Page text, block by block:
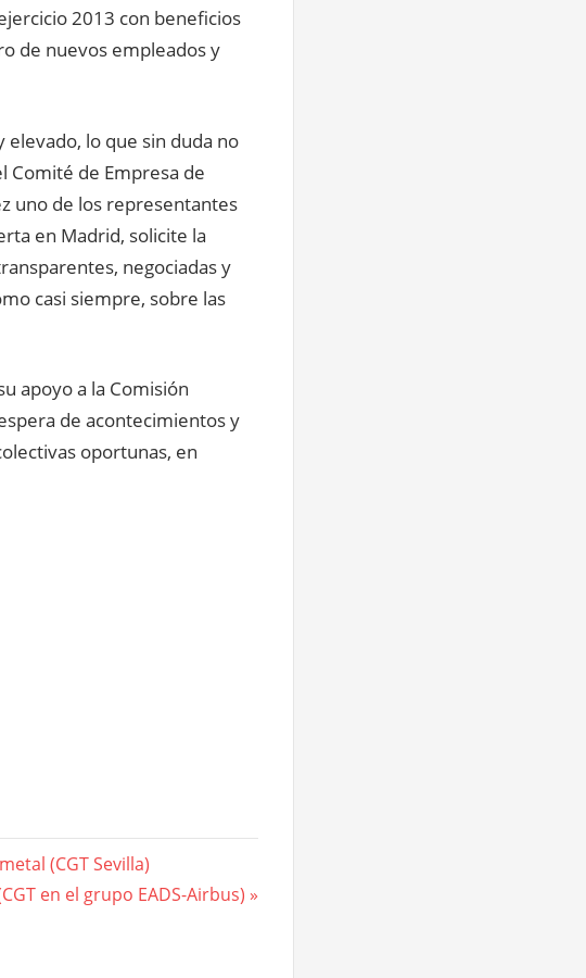
2013 con beneficios
de nuevos empleados y
lo que sin duda no
Comité de Empresa de
uno de los representantes
en Madrid, solicite la
negociadas y
casi siempre, sobre las
apoyo a la Comisión
de acontecimientos y
oportunas, en
(CGT Sevilla)
en el grupo EADS-Airbus)